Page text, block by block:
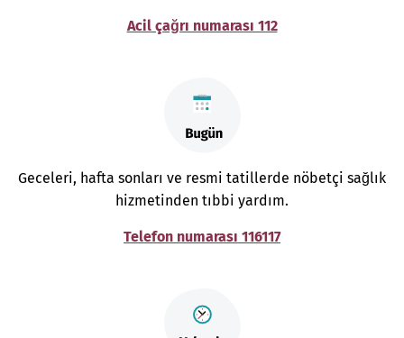
Acil çağrı numarası 112
Geceleri, hafta sonları ve resmi tatillerde nöbetçi sağlık
hizmetinden tıbbi yardım.
Telefon numarası 116117